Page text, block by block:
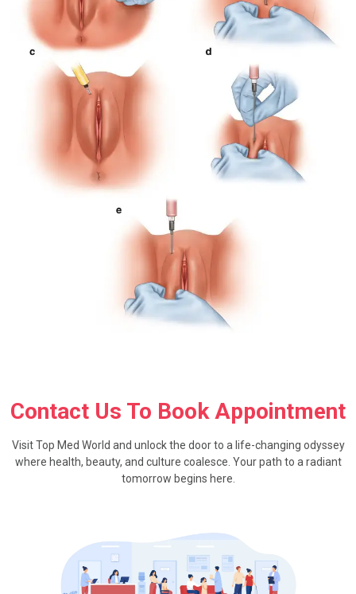
Contact Us To Book Appointment
Visit Top Med World and unlock the door to a life-changing odyssey
where health, beauty, and culture coalesce. Your path to a radiant
tomorrow begins here.